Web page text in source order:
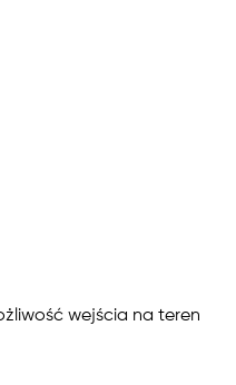
wejścia na teren